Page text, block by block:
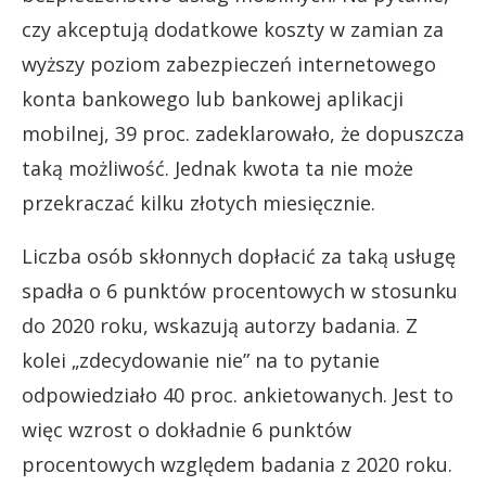
czy akceptują dodatkowe koszty w zamian za
wyższy poziom zabezpieczeń internetowego
konta bankowego lub bankowej aplikacji
mobilnej, 39 proc. zadeklarowało, że dopuszcza
taką możliwość. Jednak kwota ta nie może
przekraczać kilku złotych miesięcznie.
Liczba osób skłonnych dopłacić za taką usługę
spadła o 6 punktów procentowych w stosunku
do 2020 roku, wskazują autorzy badania. Z
kolei „zdecydowanie nie” na to pytanie
odpowiedziało 40 proc. ankietowanych. Jest to
więc wzrost o dokładnie 6 punktów
procentowych względem badania z 2020 roku.